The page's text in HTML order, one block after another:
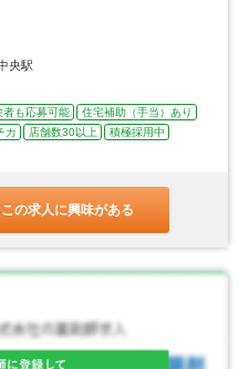
央駅
者も応募可能
住宅補助（手当）あり
カ 店舗数30以上
積極採用中
この求人に興味がある